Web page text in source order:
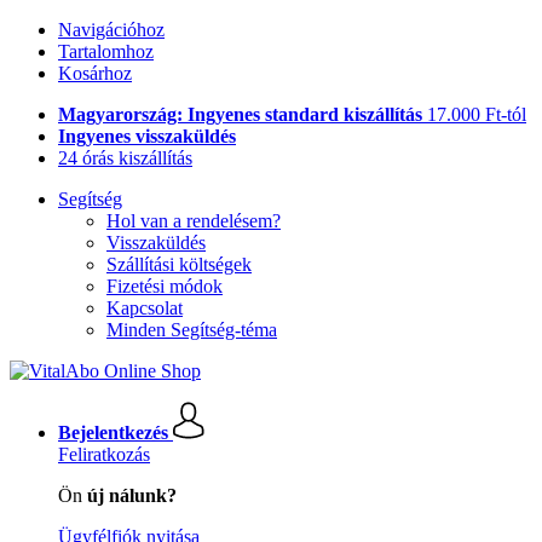
Navigációhoz
Tartalomhoz
Kosárhoz
Magyarország: Ingyenes standard kiszállítás 17.000 Ft-tól
Ingyenes visszaküldés
24 órás kiszállítás
Segítség
Hol van a rendelésem?
Visszaküldés
Szállítási költségek
Fizetési módok
Kapcsolat
Minden Segítség-téma
Bejelentkezés
Feliratkozás
Ön új nálunk?
Ügyfélfiók nyitása